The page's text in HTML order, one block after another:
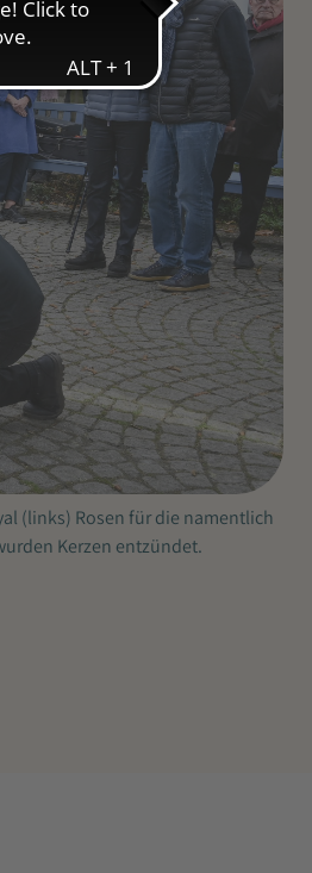
(links) Rosen für die namentlich
Kerzen entzündet.